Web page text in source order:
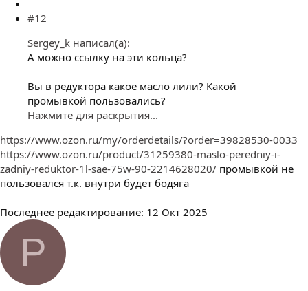
#12
Sergey_k написал(а):
А можно ссылку на эти кольца?
Вы в редуктора какое масло лили? Какой
промывкой пользовались?
Нажмите для раскрытия...
https://www.ozon.ru/my/orderdetails/?order=39828530-0033
https://www.ozon.ru/product/31259380-maslo-peredniy-i-
zadniy-reduktor-1l-sae-75w-90-2214628020/ промывкой не
пользовался т.к. внутри будет бодяга
Последнее редактирование: 12 Окт 2025
P